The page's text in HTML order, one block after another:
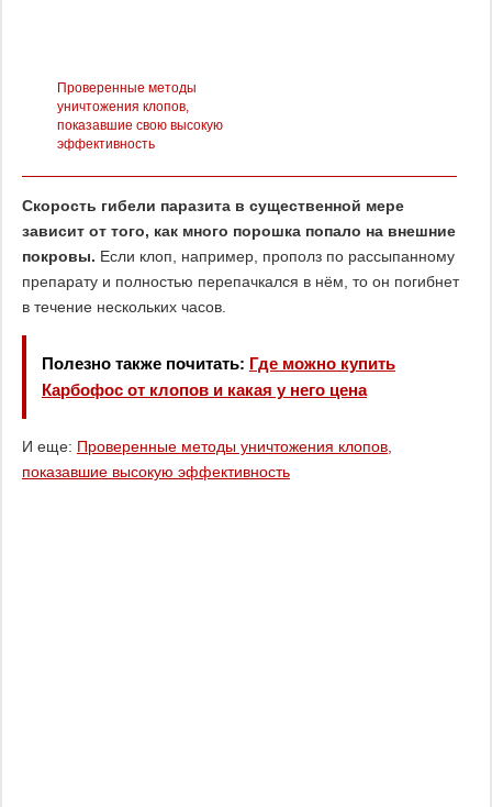
Проверенные методы
уничтожения клопов,
показавшие свою высокую
эффективность
Скорость гибели паразита в существенной мере
зависит от того, как много порошка попало на внешние
покровы. Если клоп, например, прополз по рассыпанному
препарату и полностью перепачкался в нём, то он погибнет
в течение нескольких часов.
Полезно также почитать: Где можно купить
Карбофос от клопов и какая у него цена
И еще: Проверенные методы уничтожения клопов,
показавшие высокую эффективность